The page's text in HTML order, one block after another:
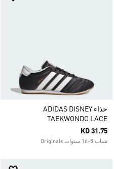
حذاء ADIDAS DISNEY
TAEKWONDO LACE
KD 31.75
شباب 8-16 سنوات Originals